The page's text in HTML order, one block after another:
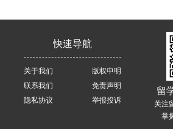
快速导航
关于我们
联系我们
隐私协议
版权申明
免责声明
举报投诉
留
关注
掌